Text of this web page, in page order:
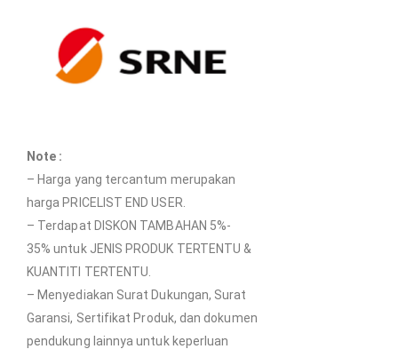
Note :
– Harga yang tercantum merupakan
harga PRICELIST END USER.
– Terdapat DISKON TAMBAHAN 5%-
35% untuk JENIS PRODUK TERTENTU &
KUANTITI TERTENTU.
– Menyediakan Surat Dukungan, Surat
Garansi, Sertifikat Produk, dan dokumen
pendukung lainnya untuk keperluan